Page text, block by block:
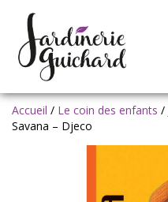
Accueil / Le coin des enfants /
Savana – Djeco